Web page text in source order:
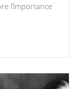
l’importance